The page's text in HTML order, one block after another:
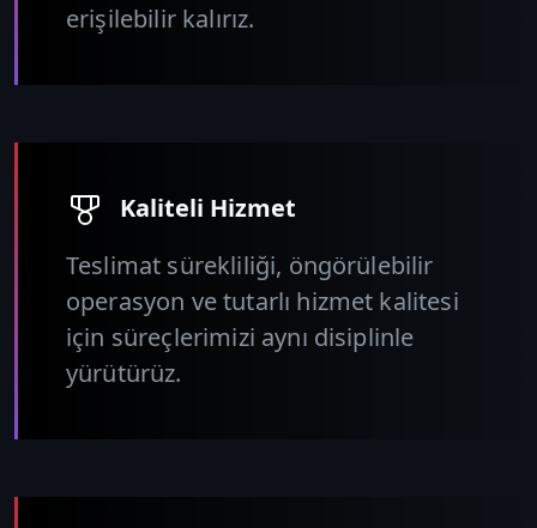
erişilebilir kalırız.
Kaliteli Hizmet
Teslimat sürekliliği, öngörülebilir
operasyon ve tutarlı hizmet kalitesi
için süreçlerimizi aynı disiplinle
yürütürüz.